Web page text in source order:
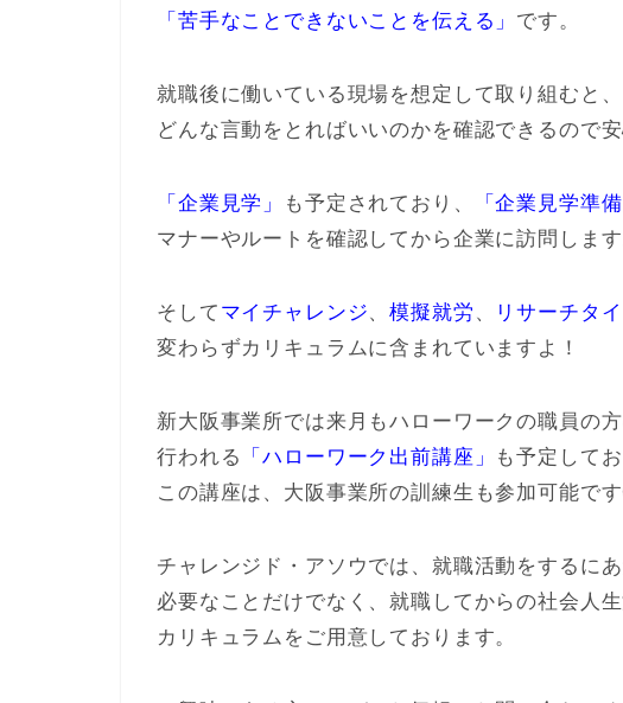
「苦手なことできないことを伝える」 です。
就職後に働いている現場を想定して取り組むと、
どんな言動をとればいいのかを確認できるので安
「企業見学」 も予定されており、 「企業見学準備
マナーやルートを確認してから企業に訪問します
そして マイチャレンジ、模擬就労 、 リサーチタ
変わらずカリキュラムに含まれていますよ！
新大阪事業所では来月もハローワークの職員の
行われる
「ハローワーク出前講座」
も予定してお
この講座は、大阪事業所の訓練生も参加可能で
チャレンジド・アソウでは、就職活動をするに
必要なことだけでなく、就職してからの社会人
カリキュラムをご用意しております。